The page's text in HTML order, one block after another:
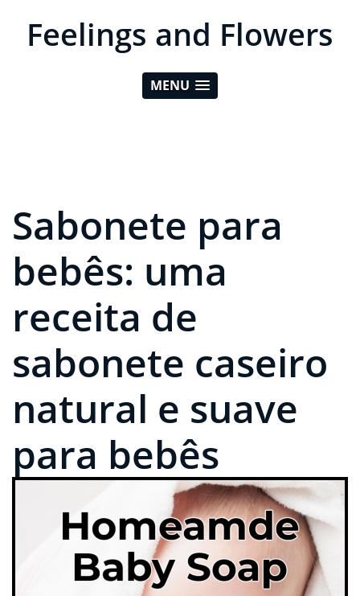
Feelings and Flowers
MENU
Sabonete para
bebês: uma
receita de
sabonete caseiro
natural e suave
para bebês